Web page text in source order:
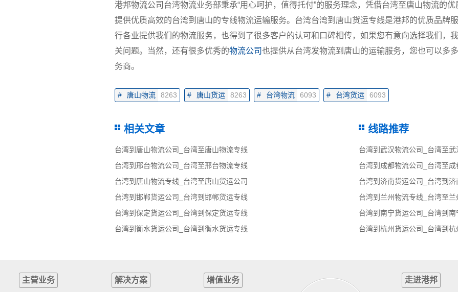
港邦物流公司台湾物流业务部秉承“用心呵护，值得托付”的服务理念，凭借台湾至唐山物流的
提供优质高效的台湾到唐山的专线物流运输服务。台湾台湾到唐山货运专线是港邦的优质品牌
行各业提供我们的物流服务，也得到了很多客户的认可和口碑相传，如果您有意向选择我们，
关问题。当然，还有很多优秀的物流公司也提供从台湾发物流到唐山的运输服务，您也可以多
务商。
# 唐山物流 8263 # 唐山货运 8263 # 台湾物流 6093 # 台湾货运 6093
相关文章
台湾到唐山物流公司_台湾至唐山物流专线
台湾到邢台物流公司_台湾至邢台物流专线
台湾到唐山物流专线_台湾至唐山货运公司
台湾到邯郸货运公司_台湾到邯郸货运专线
台湾到保定货运公司_台湾到保定货运专线
台湾到衡水货运公司_台湾到衡水货运专线
线路推荐
台湾到武汉物流公司_台湾至武
台湾到成都物流公司_台湾至成
台湾到济南货运公司_台湾到济
台湾到兰州物流专线_台湾至兰
台湾到南宁货运公司_台湾到南
台湾到杭州货运公司_台湾到杭
主营业务 解决方案 增值业务 走进港邦